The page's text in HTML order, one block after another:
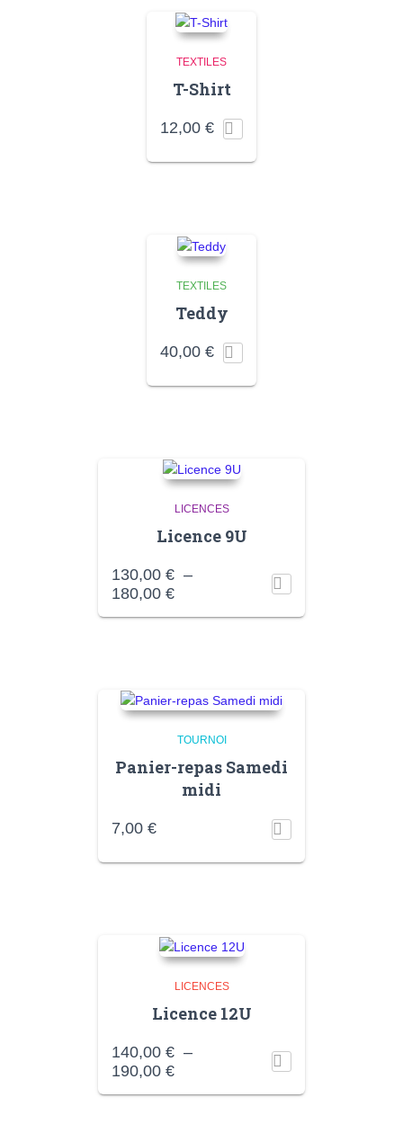
TEXTILES
T-Shirt
12,00 €
TEXTILES
Teddy
40,00 €
LICENCES
Licence 9U
130,00 € –
180,00 €Plage
TOURNOI
Panier-repas Samedi
midi
7,00 €
LICENCES
Licence 12U
140,00 € –
190,00 €Plage